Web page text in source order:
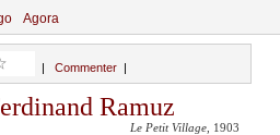
Agora
Commenter
Ramuz
Le Petit Village , 1903